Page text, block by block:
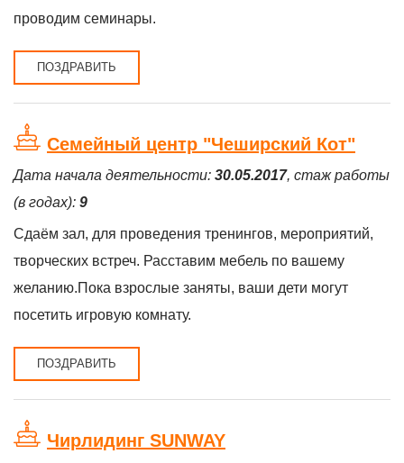
проводим семинары.
ПОЗДРАВИТЬ
Семейный центр "Чеширский Кот"
Дата начала деятельности: 30.05.2017, стаж работы
(в годах): 9
Сдаём зал, для проведения тренингов, мероприятий,
творческих встреч. Расставим мебель по вашему
желанию.Пока взрослые заняты, ваши дети могут
посетить игровую комнату.
ПОЗДРАВИТЬ
Чирлидинг SUNWAY